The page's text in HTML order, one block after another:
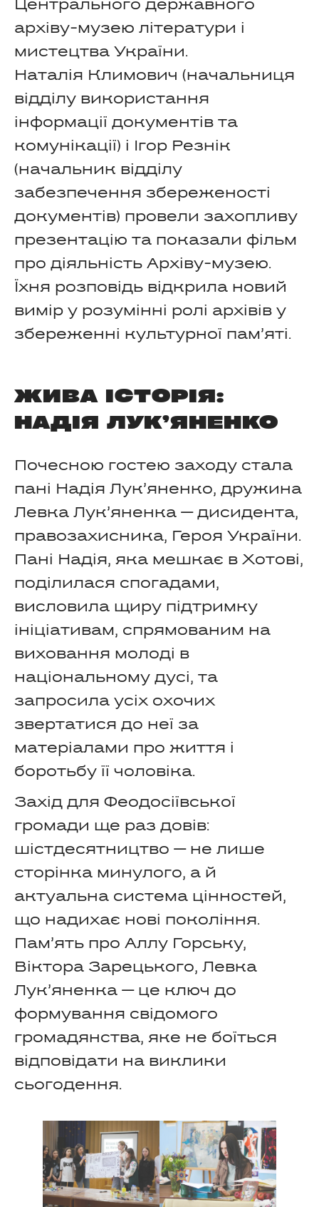
Центрального державного
архіву-музею літератури і
мистецтва України.
Наталія Климович (начальниця
відділу використання
інформації документів та
комунікації) і Ігор Резнік
(начальник відділу
забезпечення збереженості
документів) провели захопливу
презентацію та показали фільм
про діяльність Архіву-музею.
Їхня розповідь відкрила новий
вимір у розумінні ролі архівів у
збереженні культурної пам’яті.
ЖИВА ІСТОРІЯ:
НАДІЯ ЛУК’ЯНЕНКО
Почесною гостею заходу стала
пані Надія Лук’яненко, дружина
Левка Лук’яненка — дисидента,
правозахисника, Героя України.
Пані Надія, яка мешкає в Хотові,
поділилася спогадами,
висловила щиру підтримку
ініціативам, спрямованим на
виховання молоді в
національному дусі, та
запросила усіх охочих
звертатися до неї за
матеріалами про життя і
боротьбу її чоловіка.
Захід для Феодосіївської
громади ще раз довів:
шістдесятництво — не лише
сторінка минулого, а й
актуальна система цінностей,
що надихає нові покоління.
Пам’ять про Аллу Горську,
Віктора Зарецького, Левка
Лук’яненка — це ключ до
формування свідомого
громадянства, яке не боїться
відповідати на виклики
сьогодення.